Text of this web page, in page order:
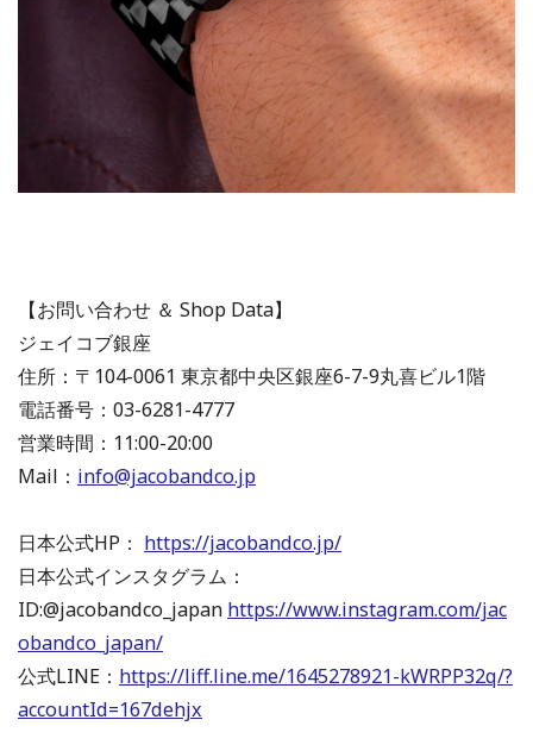
【お問い合わせ ＆ Shop Data】
ジェイコブ銀座
住所：〒104-0061 東京都中央区銀座6-7-9丸喜ビル1階
電話番号：03-6281-4777
営業時間：11:00-20:00
Mail： info@jacobandco.jp
日本公式HP： https://jacobandco.jp/
日本公式インスタグラム：
ID:@jacobandco_japan https://www.instagram.com/jac
obandco_japan/
公式LINE： https://liff.line.me/1645278921-kWRPP32q/?
accountId=167dehjx